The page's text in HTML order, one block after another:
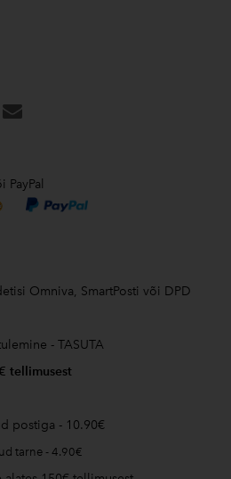
Omniva, SmartPosti või DPD
- TASUTA
tellimusest
postiga - 10.90€
tarne - 4.90€